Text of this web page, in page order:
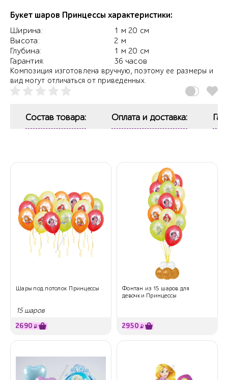
Букет шаров Принцессы характеристики:
Ширина:
Высота:
Глубина:
Гарантия:
1 м 20 см
2 м
1 м 20 см
36 часов
Композиция изготовлена вручную, поэтому ее размеры и
вид могут отличаться от приведенных.
Состав товара: Оплата и доставка:
Шары под потолок Принцессы
15 шаров
2690 ₽
Фонтан из 15 шаров для
девочки Принцессы
2950 ₽